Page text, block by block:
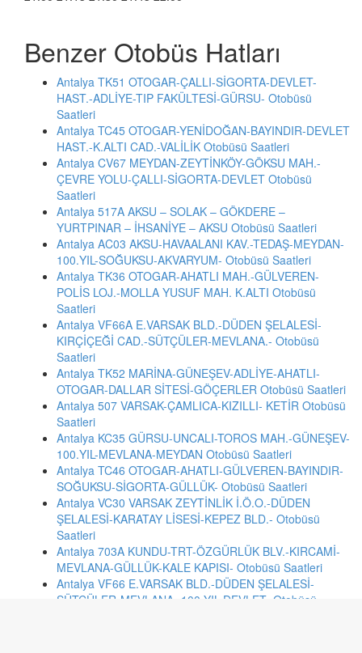
Benzer Otobüs Hatları
Antalya TK51 OTOGAR-ÇALLI-SİGORTA-DEVLET-
HAST.-ADLİYE-TIP FAKÜLTESİ-GÜRSU- Otobüsü
Saatleri
Antalya TC45 OTOGAR-YENİDOĞAN-BAYINDIR-DEVLET
HAST.-K.ALTI CAD.-VALİLİK Otobüsü Saatleri
Antalya CV67 MEYDAN-ZEYTİNKÖY-GÖKSU MAH.-
ÇEVRE YOLU-ÇALLI-SİGORTA-DEVLET Otobüsü
Saatleri
Antalya 517A AKSU – SOLAK – GÖKDERE –
YURTPINAR – İHSANİYE – AKSU Otobüsü Saatleri
Antalya AC03 AKSU-HAVAALANI KAV.-TEDAŞ-MEYDAN-
100.YIL-SOĞUKSU-AKVARYUM- Otobüsü Saatleri
Antalya TK36 OTOGAR-AHATLI MAH.-GÜLVEREN-
POLİS LOJ.-MOLLA YUSUF MAH. K.ALTI Otobüsü
Saatleri
Antalya VF66A E.VARSAK BLD.-DÜDEN ŞELALESİ-
KIRÇİÇEĞİ CAD.-SÜTÇÜLER-MEVLANA.- Otobüsü
Saatleri
Antalya TK52 MARİNA-GÜNEŞEV-ADLİYE-AHATLI-
OTOGAR-DALLAR SİTESİ-GÖÇERLER Otobüsü Saatleri
Antalya 507 VARSAK-ÇAMLICA-KIZILLI- KETİR Otobüsü
Saatleri
Antalya KC35 GÜRSU-UNCALI-TOROS MAH.-GÜNEŞEV-
100.YIL-MEVLANA-MEYDAN Otobüsü Saatleri
Antalya TC46 OTOGAR-AHATLI-GÜLVEREN-BAYINDIR-
SOĞUKSU-SİGORTA-GÜLLÜK- Otobüsü Saatleri
Antalya VC30 VARSAK ZEYTİNLİK İ.Ö.O.-DÜDEN
ŞELALESİ-KARATAY LİSESİ-KEPEZ BLD.- Otobüsü
Saatleri
Antalya 703A KUNDU-TRT-ÖZGÜRLÜK BLV.-KIRCAMİ-
MEVLANA-GÜLLÜK-KALE KAPISI- Otobüsü Saatleri
Antalya VF66 E.VARSAK BLD.-DÜDEN ŞELALESİ-
SÜTÇÜLER-MEVLANA.-100.YIL-DEVLET- Otobüsü